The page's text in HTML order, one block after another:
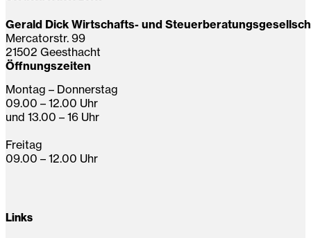
Gerald Dick Wirtschafts- und
Mercatorstr. 99
21502 Geesthacht
Öffnungszeiten
Montag – Donnerstag
09.00 – 12.00 Uhr
und 13.00 – 16 Uhr
Freitag
09.00 – 12.00 Uhr
Links